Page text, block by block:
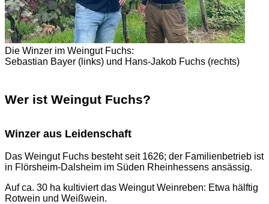
Die Winzer im Weingut Fuchs:
Sebastian Bayer (links) und Hans-Jakob Fuchs (rechts)
Wer ist Weingut Fuchs?
Winzer aus Leidenschaft
Das Weingut Fuchs besteht seit 1626; der Familienbetrieb ist
in Flörsheim-Dalsheim im Süden Rheinhessens ansässig.
Auf ca. 30 ha kultiviert das Weingut Weinreben: Etwa hälftig
Rotwein und Weißwein.